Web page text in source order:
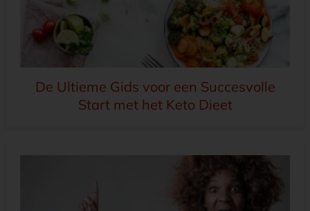
De Ultieme Gids voor een Succesvolle
Start met het Keto Dieet